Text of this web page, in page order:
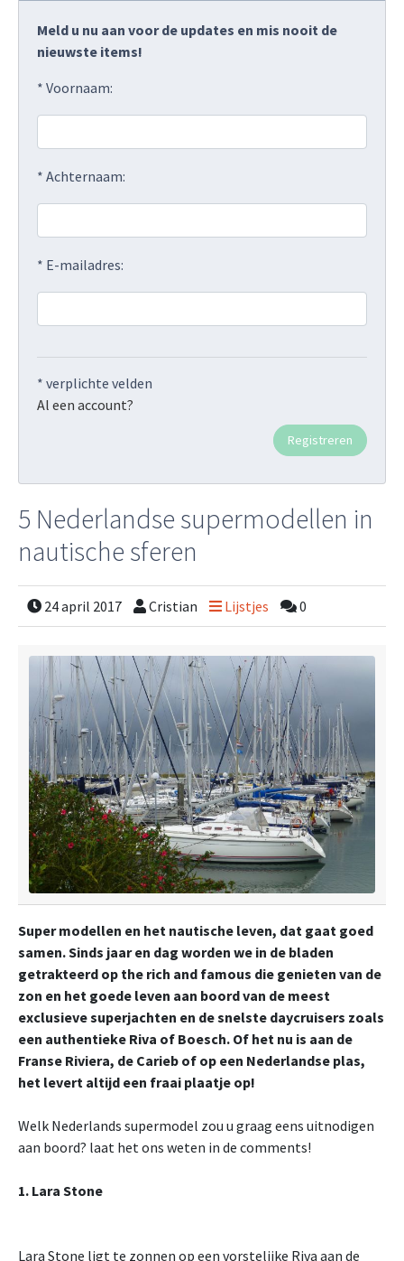
Meld u nu aan voor de updates en mis nooit de
nieuwste items!
* Voornaam:
* Achternaam:
* E-mailadres:
* verplichte velden
Al een account?
5 Nederlandse supermodellen in
nautische sferen
24 april 2017 Cristian Lijstjes 0
Super modellen en het nautische leven, dat gaat goed
samen. Sinds jaar en dag worden we in de bladen
getrakteerd op the rich and famous die genieten van de
zon en het goede leven aan boord van de meest
exclusieve superjachten en de snelste daycruisers zoals
een authentieke Riva of Boesch. Of het nu is aan de
Franse Riviera, de Carieb of op een Nederlandse plas,
het levert altijd een fraai plaatje op!
Welk Nederlands supermodel zou u graag eens uitnodigen
aan boord? laat het ons weten in de comments!
1. Lara Stone
Lara Stone ligt te zonnen op een vorstelijke Riva aan de